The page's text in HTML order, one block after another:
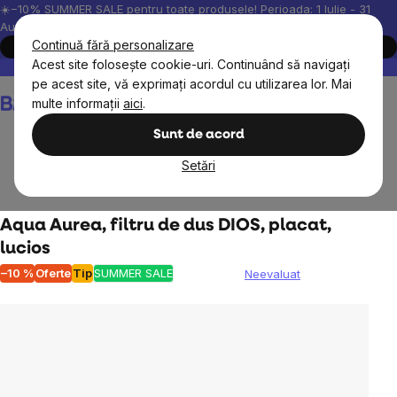
Continuă fără personalizare
Acest site folosește cookie-uri. Continuând să navigați
pe acest site, vă exprimați acordul cu utilizarea lor. Mai
multe informații aici.
Sunt de acord
Setări
Treci
la
conținut
☀️−10% SUMMER SALE pentru toate produsele! Perioada: 1 Iulie - 31
August, 2026.
Cumpără acum
Peste 200.000 de recenzii verificate
Produsele noastre sunt
Coş
de
Aqua Aurea, filtru de dus DIOS, placat,
lucios
–10 % OferteTipSUMMER SALE
Evaluarea
Neevaluat